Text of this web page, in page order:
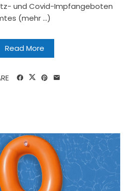
und Covid-Impfangeboten
(mehr …)
Read More